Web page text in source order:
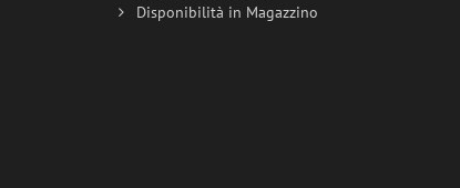
Disponibilità in Magazzino